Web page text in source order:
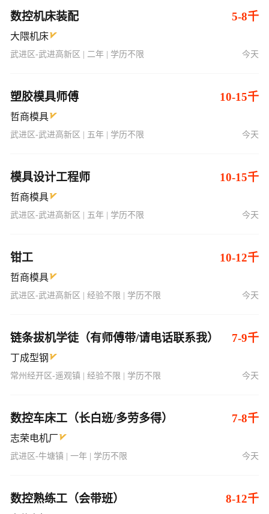
数控机床装配 5-8千
大隈机床
武进区-武进高新区 | 二年 | 学历不限 今天
塑胶模具师傅 10-15千
哲商模具
武进区-武进高新区 | 五年 | 学历不限 今天
模具设计工程师 10-15千
哲商模具
武进区-武进高新区 | 五年 | 学历不限 今天
钳工 10-12千
哲商模具
武进区-武进高新区 | 经验不限 | 学历不限 今天
链条拔机学徒（有师傅带/请电话联系我） 7-9千
丁成型钢
常州经开区-遥观镇 | 经验不限 | 学历不限 今天
数控车床工（长白班/多劳多得） 7-8千
志荣电机厂
武进区-牛塘镇 | 一年 | 学历不限 今天
数控熟练工（会带班） 8-12千